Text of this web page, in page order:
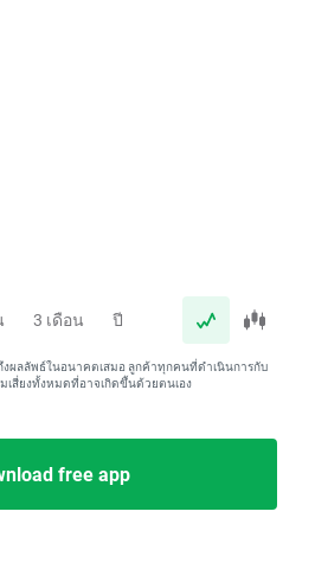
3 เดือน ปี
ผลลัพธ์ในอนาคตเสมอ ลูกค้าทุกคนที่ดำเนินการกับ
เสี่ยงทั้งหมดที่อาจเกิดขึ้นด้วยตนเอง
free app